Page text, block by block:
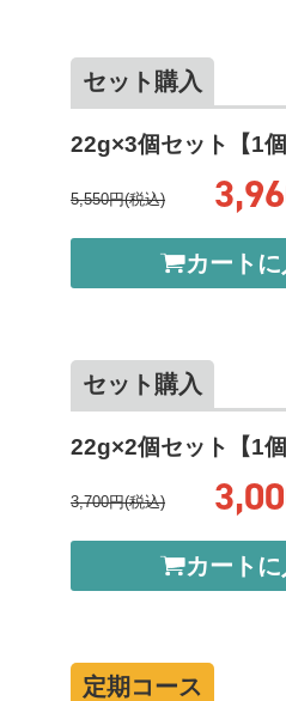
セット購入
22g×3個セット【1個
5,550円(税込)
カート
セット購入
22g×2個セット【1個
3,700円(税込)
カート
定期コース